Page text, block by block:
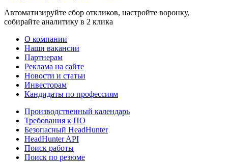
Автоматизируйте сбор откликов, настройте воронку,
собирайте аналитику в 2 клика
О компании
Наши вакансии
Партнерам
Реклама на сайте
Новости и статьи
Инвесторам
Кандидаты по профессиям
Производственный календарь
Требования к ПО
Безопасный HeadHunter
HeadHunter API
Поиск работы
Поиск по резюме